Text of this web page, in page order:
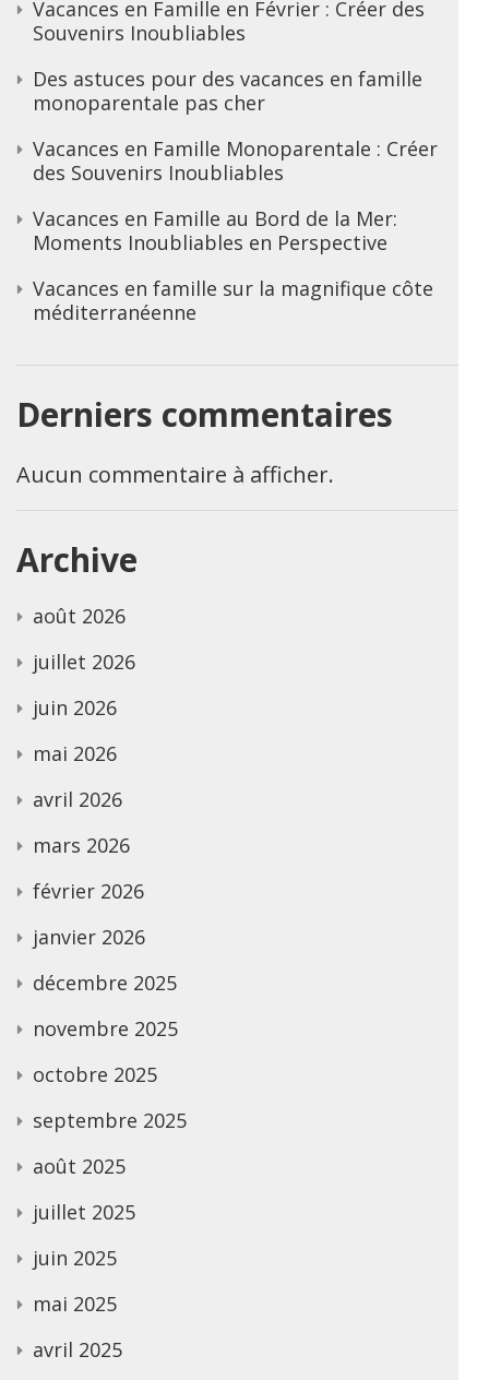
Vacances en Famille en Février : Créer des
Souvenirs Inoubliables
Des astuces pour des vacances en famille
monoparentale pas cher
Vacances en Famille Monoparentale : Créer
des Souvenirs Inoubliables
Vacances en Famille au Bord de la Mer:
Moments Inoubliables en Perspective
Vacances en famille sur la magnifique côte
méditerranéenne
Derniers commentaires
Aucun commentaire à afficher.
Archive
août 2026
juillet 2026
juin 2026
mai 2026
avril 2026
mars 2026
février 2026
janvier 2026
décembre 2025
novembre 2025
octobre 2025
septembre 2025
août 2025
juillet 2025
juin 2025
mai 2025
avril 2025